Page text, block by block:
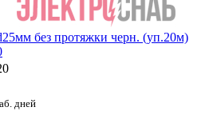
без протяжки черн. (уп.20м)
дней